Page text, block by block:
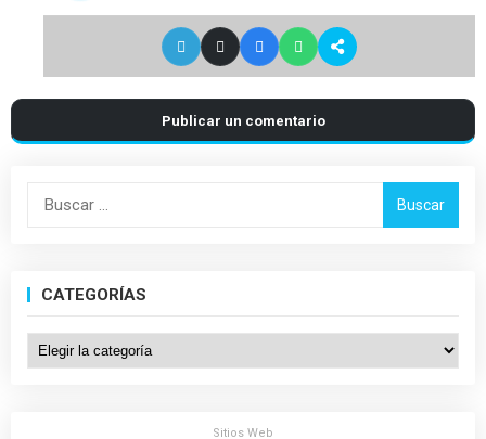
Publicar un comentario
Buscar:
CATEGORÍAS
Categorías
Sitios Web